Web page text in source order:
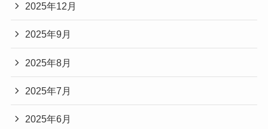
2025年12月
2025年9月
2025年8月
2025年7月
2025年6月